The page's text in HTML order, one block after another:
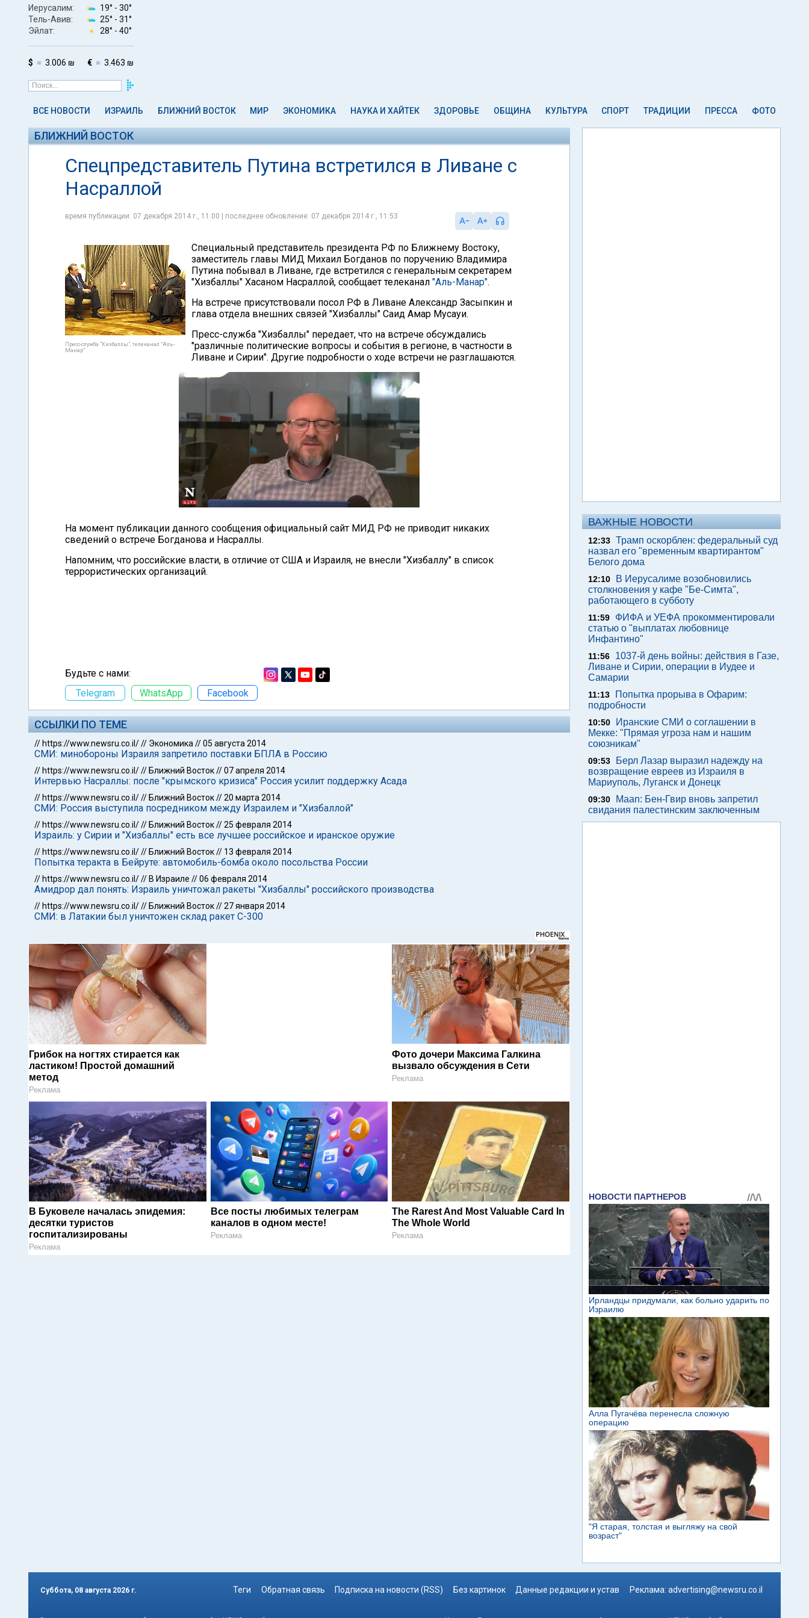
Иерусалим: 19° - 30°
Тель-Авив:
25° - 31°
Эйлат:
28° - 40°
$ 3.006 ₪ € 3.463 ₪
ВСЕ НОВОСТИ ИЗРАИЛЬ БЛИЖНИЙ ВОСТОК МИР ЭКОНОМИКА НАУКА И ХАЙТЕК ЗДОРОВЬЕ ОБЩИНА КУЛЬТУРА СПОРТ ТРАДИЦИИ ПРЕССА ФОТО
БЛИЖНИЙ ВОСТОК
Спецпредставитель Путина встретился в Ливане с
Насраллой
время публикации: 07 декабря 2014 г., 11:00 | последнее обновление: 07 декабря 2014 г., 11:53
Пресс-служба "Хизбаллы", телеканал "Аль-
Манар"
Специальный представитель президента РФ по Ближнему Востоку,
заместитель главы МИД Михаил Богданов по поручению Владимира
Путина побывал в Ливане, где встретился с генеральным секретарем
"Хизбаллы" Хасаном Насраллой, сообщает телеканал "Аль-Манар".
На встрече присутствовали посол РФ в Ливане Александр Засыпкин и
глава отдела внешних связей "Хизбаллы" Саид Амар Мусауи.
Пресс-служба "Хизбаллы" передает, что на встрече обсуждались
"различные политические вопросы и события в регионе, в частности в
Ливане и Сирии". Другие подробности о ходе встречи не разглашаются.
На момент публикации данного сообщения официальный сайт МИД РФ не приводит никаких
сведений о встрече Богданова и Насраллы.
Напомним, что российские власти, в отличие от США и Израиля, не внесли "Хизбаллу" в список
террористических организаций.
Будьте с нами:
Telegram
WhatsApp Facebook
ССЫЛКИ ПО ТЕМЕ
// https://www.newsru.co.il/// Экономика //05 августа 2014
СМИ: минобороны Израиля запретило поставки БПЛА в Россию
// https://www.newsru.co.il/// Ближний Восток//07 апреля 2014
Интервью Насраллы: после "крымского кризиса" Россия усилит поддержку Асада
// https://www.newsru.co.il/// Ближний Восток//20 марта 2014
СМИ: Россия выступила посредником между Израилем и "Хизбаллой"
// https://www.newsru.co.il/// Ближний Восток//25 февраля 2014
Израиль: у Сирии и "Хизбаллы" есть все лучшее российское и иранское оружие
// https://www.newsru.co.il/// Ближний Восток// 13 февраля 2014
Попытка теракта в Бейруте: автомобиль-бомба около посольства России
// https://www.newsru.co.il/// В Израиле //06 февраля 2014
Амидрор дал понять: Израиль уничтожал ракеты "Хизбаллы" российского производства
// https://www.newsru.co.il/// Ближний Восток//27 января 2014
СМИ: в Латакии был уничтожен склад ракет С-300
Грибок на ногтях стирается как
ластиком! Простой домашний
метод
Реклама
Фото дочери Максима Галкина
вызвало обсуждения в Сети
Реклама
В Буковеле началась эпидемия:
десятки туристов
госпитализированы
Реклама
Все посты любимых телеграм
каналов в одном месте!
Реклама
The Rarest And Most Valuable Card In
The Whole World
Реклама
ВАЖНЫЕ НОВОСТИ
12:33 Трамп оскорблен: федеральный суд
назвал его "временным квартирантом"
Белого дома
12:10
В Иерусалиме возобновились
столкновения у кафе "Бе-Симта",
работающего в субботу
11:59
ФИФА и УЕФА прокомментировали
статью о "выплатах любовнице
Инфантино"
11:56
1037-й день войны: действия в Газе,
Ливане и Сирии, операции в Иудее и
Самарии
11:13
Попытка прорыва в Офарим:
подробности
10:50
Иранские СМИ о соглашении в
Мекке: "Прямая угроза нам и нашим
союзникам"
09:53
Берл Лазар выразил надежду на
возвращение евреев из Израиля в
Мариуполь, Луганск и Донецк
09:30
Maan: Бен-Гвир вновь запретил
свидания палестинским заключенным
Суббота, 08 августа 2026 г. Теги Обратная связь Подписка на новости (RSS) Без картинок Данные редакции и устав Реклама: advertising@newsru.co.il